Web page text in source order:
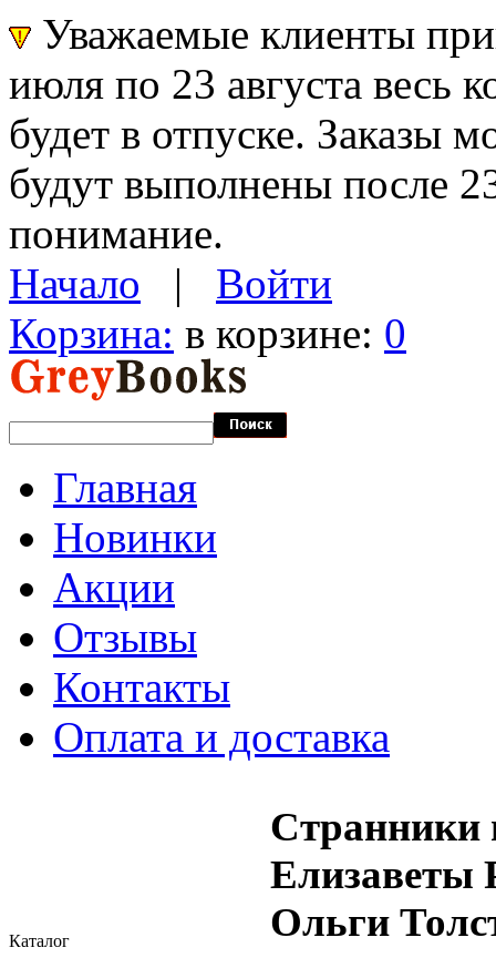
Уважаемые клиенты
июля по 23 августа весь
будет в отпуске. Заказы
будут выполнены после
понимание.
Начало | Войти
Корзина: в корзине: 0
Главная
Новинки
Акции
Отзывы
Контакты
Оплата и доставка
Каталог
Странники
Елизаветы
Ольги